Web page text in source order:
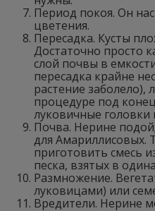
Период покоя. Он
цветения.
Пересадка. Кусты
Достаточно просто
слой почвы в
пересадка крайне
растение заболело),
процедуре под
луковичные
Почва. Нерине
для
приготовить смесь
песка, взятых в
Размножение.
луковицами) или
Вредители. Нерине